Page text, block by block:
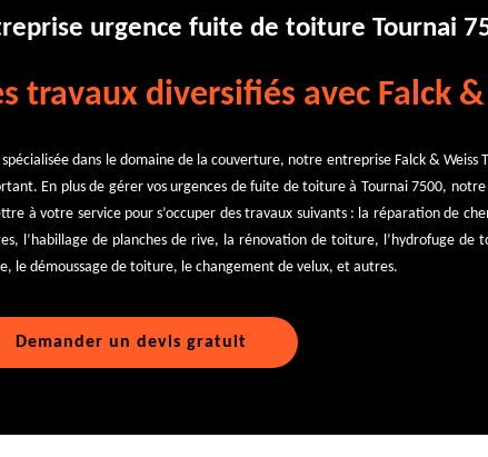
urgence fuite de toiture Tournai
travaux diversifiés avec Falck
dans le domaine de la couverture, notre entreprise Falck & Weiss
En plus de gérer vos urgences de fuite de toiture à Tournai 7500,
à votre service pour s’occuper des travaux suivants : la réparation de
l’habillage de planches de rive, la rénovation de toiture, l’hydrofuge
le démoussage de toiture, le changement de velux, et autres.
Demander un devis gratuit